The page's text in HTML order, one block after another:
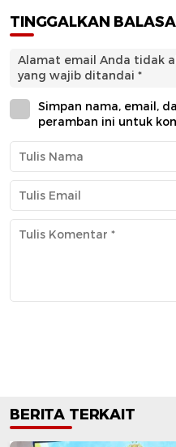
TINGGALKAN
Alamat email Anda tidak
yang wajib ditandai *
Simpan nama, email,
peramban ini untuk
BERITA TERKAIT